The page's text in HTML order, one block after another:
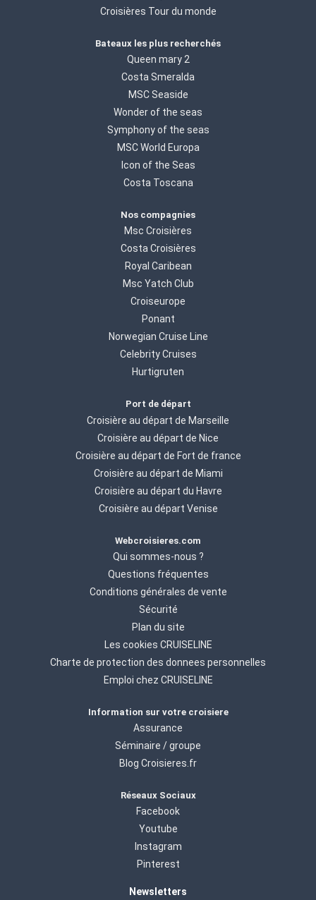
Croisières Tour du monde
Bateaux les plus recherchés
Queen mary 2
Costa Smeralda
MSC Seaside
Wonder of the seas
Symphony of the seas
MSC World Europa
Icon of the Seas
Costa Toscana
Nos compagnies
Msc Croisières
Costa Croisières
Royal Caribean
Msc Yatch Club
Croiseurope
Ponant
Norwegian Cruise Line
Celebrity Cruises
Hurtigruten
Port de départ
Croisière au départ de Marseille
Croisière au départ de Nice
Croisière au départ de Fort de france
Croisière au départ de Miami
Croisière au départ du Havre
Croisière au départ Venise
Webcroisieres.com
Qui sommes-nous ?
Questions fréquentes
Conditions générales de vente
Sécurité
Plan du site
Les cookies CRUISELINE
Charte de protection des donnees personnelles
Emploi chez CRUISELINE
Information sur votre croisiere
Assurance
Séminaire / groupe
Blog Croisieres.fr
Réseaux Sociaux
Facebook
Youtube
Instagram
Pinterest
Newsletters